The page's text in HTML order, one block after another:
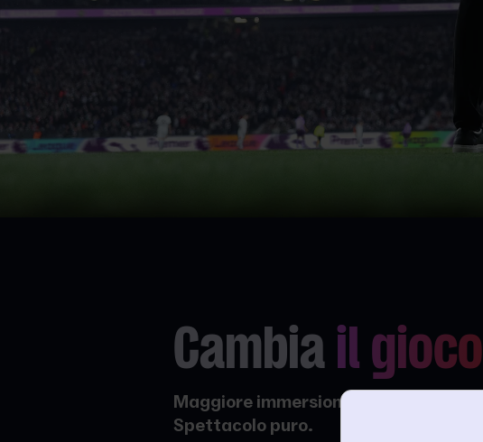
Cambia il gioco
Maggiore immersione. Calcio fluido.
Spettacolo puro.